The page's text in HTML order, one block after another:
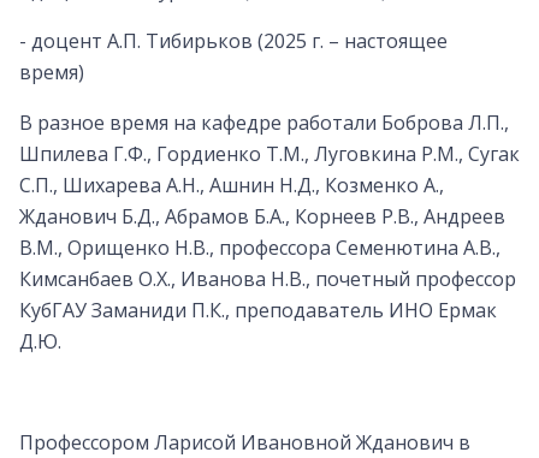
- доцент А.П. Тибирьков (2025 г. – настоящее
время)
В разное время на кафедре работали Боброва Л.П.,
Шпилева Г.Ф., Гордиенко Т.М., Луговкина Р.М., Сугак
С.П., Шихарева А.Н., Ашнин Н.Д., Козменко А.,
Жданович Б.Д., Абрамов Б.А., Корнеев Р.В., Андреев
В.М., Орищенко Н.В., профессора Семенютина А.В.,
Кимсанбаев О.Х., Иванова Н.В., почетный профессор
КубГАУ Заманиди П.К., преподаватель ИНО Ермак
Д.Ю.
Профессором Ларисой Ивановной Жданович в